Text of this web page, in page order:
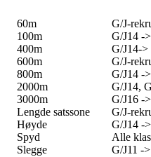
60m
100m
400m
600m
800m
2000m
3000m
Lengde satssone
Høyde
Spyd
Slegge
G/J-
G/J14 ->
G/J14->
G/J-
G/J14 ->
G/J14,
G/J16 ->
G/J-
G/J14 ->
Alle
G/J11 ->